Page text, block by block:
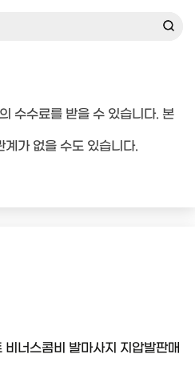
수수료를 받을 수 있습니다. 본
가 없을 수도 있습니다.
너스콤비 발마사지 지압발판매